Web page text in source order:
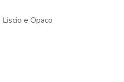
e Opaco